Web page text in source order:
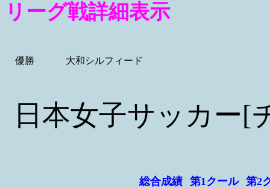
リーグ戦詳細表示
優勝 大和シルフィード
日本女子サッカー[
総合成績 第1クール 第2